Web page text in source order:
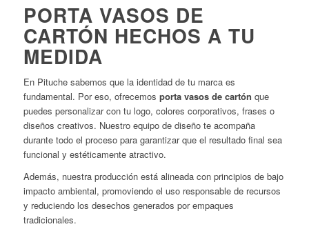
PORTA VASOS DE
CARTÓN HECHOS A TU
MEDIDA
En Pituche sabemos que la identidad de tu marca es
fundamental. Por eso, ofrecemos porta vasos de cartón que
puedes personalizar con tu logo, colores corporativos, frases o
diseños creativos. Nuestro equipo de diseño te acompaña
durante todo el proceso para garantizar que el resultado final sea
funcional y estéticamente atractivo.
Además, nuestra producción está alineada con principios de bajo
impacto ambiental, promoviendo el uso responsable de recursos
y reduciendo los desechos generados por empaques
tradicionales.